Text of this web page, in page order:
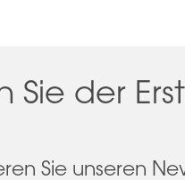
Sie der
Sie unseren